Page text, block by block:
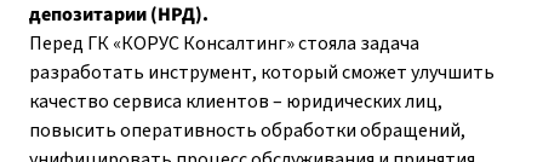
депозитарии (НРД).
Перед ГК «КОРУС Консалтинг» стояла задача
разработать инструмент, который сможет улучшить
качество сервиса клиентов – юридических лиц,
повысить оперативность обработки обращений,